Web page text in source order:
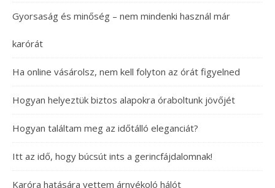
Gyorsaság és minőség – nem mindenki használ már
karórát
Ha online vásárolsz, nem kell folyton az órát figyelned
Hogyan helyeztük biztos alapokra óraboltunk jövőjét
Hogyan találtam meg az időtálló eleganciát?
Itt az idő, hogy búcsút ints a gerincfájdalomnak!
Karóra hatására vettem árnyékoló hálót